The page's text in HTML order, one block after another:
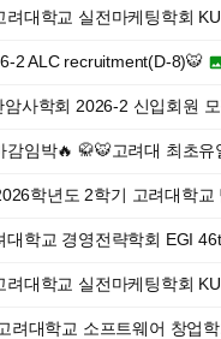
려대학교 실전마케팅학회
2 ALC recruitment(D-8)🐯
암사학회 2026-2 신입회원
감임박🔥 🥋🐯고려대 최초
학년도 2학기 고려대학
대학교 경영전략학회 EGI
려대학교 실전마케팅학회
려대학교 소프트웨어 창업